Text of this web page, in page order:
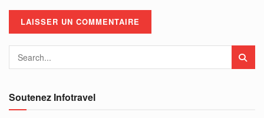
Soutenez Infotravel